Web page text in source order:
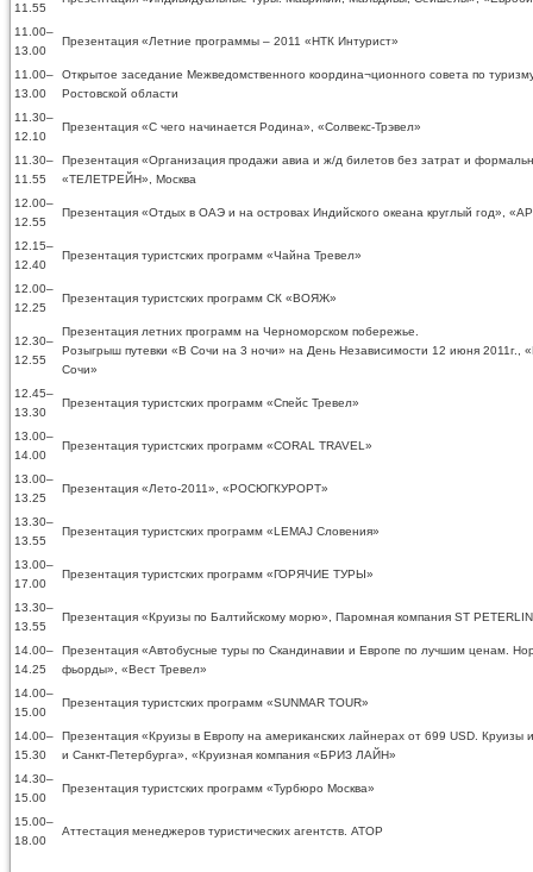
11.55
11.00–
13.00
Презентация «Летние программы – 2011 «НТК Интурист»
11.00–
13.00
Открытое заседание Межведомственного координа¬ционного совета по
Ростовской области
11.30–
12.10
Презентация «С чего начинается Родина», «Солвекс-Трэвел»
11.30–
11.55
Презентация «Организация продажи авиа и ж/д билетов без затрат и
«ТЕЛЕТРЕЙН», Москва
12.00–
12.55
Презентация «Отдых в ОАЭ и на островах Индийского океана круглый год»,
12.15–
12.40
Презентация туристских программ «Чайна Тревел»
12.00–
12.25
Презентация туристских программ СК «ВОЯЖ»
12.30–
12.55
Презентация летних программ на Черноморском побережье.
Розыгрыш путевки «В Сочи на 3 ночи» на День Независимости 12 июня 2011г.,
Сочи»
12.45–
13.30
Презентация туристских программ «Спейс Тревел»
13.00–
14.00
Презентация туристских программ «CORAL TRAVEL»
13.00–
13.25
Презентация «Лето-2011», «РОСЮГКУРОРТ»
13.30–
13.55
Презентация туристских программ «LEMAJ Словения»
13.00–
17.00
Презентация туристских программ «ГОРЯЧИЕ ТУРЫ»
13.30–
13.55
Презентация «Круизы по Балтийскому морю», Паромная компания ST
14.00–
14.25
Презентация «Автобусные туры по Скандинавии и Европе по лучшим ценам.
фьорды», «Вест Тревел»
14.00–
15.00
Презентация туристских программ «SUNMAR TOUR»
14.00–
15.30
Презентация «Круизы в Европу на американских лайнерах от 699 USD. Круизы
и Санкт-Петербурга», «Круизная компания «БРИЗ ЛАЙН»
14.30–
15.00
Презентация туристских программ «Турбюро Москва»
15.00–
18.00
Аттестация менеджеров туристических агентств. АТОР